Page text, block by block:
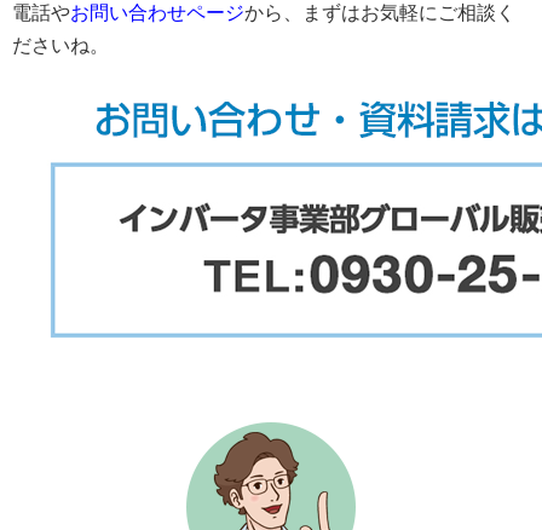
電話やお問い合わせページから、まずはお気軽にご相談く
ださいね。